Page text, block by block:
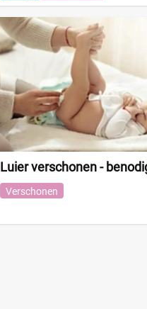
Luier verschonen -
Verschonen